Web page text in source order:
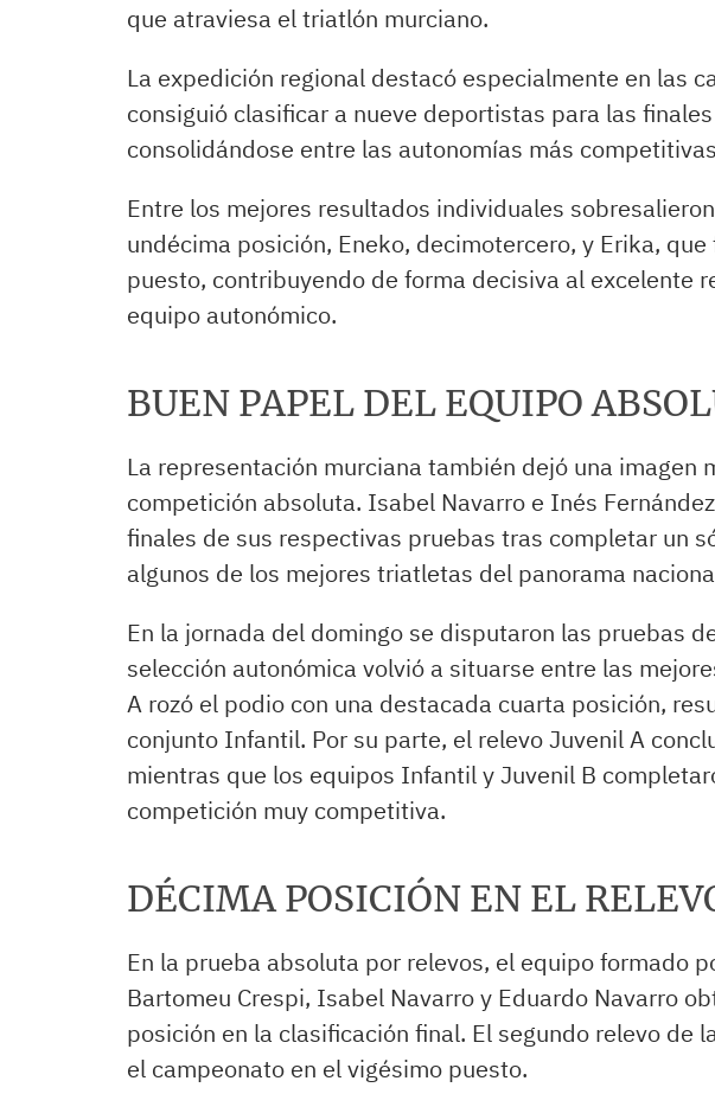
que atraviesa el triatlón murciano.
La expedición regional destacó especialmente en las
consiguió clasificar a nueve deportistas para las
consolidándose entre las autonomías más
Entre los mejores resultados individuales
undécima posición, Eneko, decimotercero, y Erika,
puesto, contribuyendo de forma decisiva al excelente
equipo autonómico.
BUEN PAPEL DEL EQUIPO
La representación murciana también dejó una imagen
competición absoluta. Isabel Navarro e Inés
finales de sus respectivas pruebas tras completar un
algunos de los mejores triatletas del panorama
En la jornada del domingo se disputaron las pruebas
selección autonómica volvió a situarse entre las
A rozó el podio con una destacada cuarta posición,
conjunto Infantil. Por su parte, el relevo Juvenil A
mientras que los equipos Infantil y Juvenil B
competición muy competitiva.
DÉCIMA POSICIÓN EN EL
En la prueba absoluta por relevos, el equipo formado
Bartomeu Crespi, Isabel Navarro y Eduardo Navarro
posición en la clasificación final. El segundo relevo de
el campeonato en el vigésimo puesto.